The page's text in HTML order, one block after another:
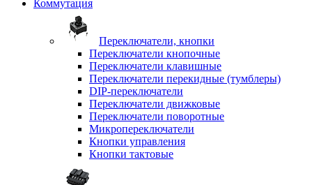
Коммутация
Переключатели, кнопки
Переключатели кнопочные
Переключатели клавишные
Переключатели перекидные (тумблеры)
DIP-переключатели
Переключатели движковые
Переключатели поворотные
Микропереключатели
Кнопки управления
Кнопки тактовые